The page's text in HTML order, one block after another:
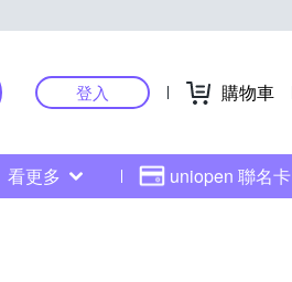
登入 購物車
看更多 uniopen 聯名卡